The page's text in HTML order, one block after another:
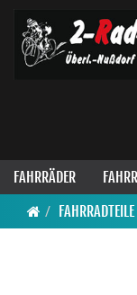
FAHRRÄDER
FAHRRADTEILE